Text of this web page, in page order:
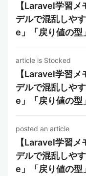
【Laravel学習
デルで混乱しや
e」「戻り値の型
article is Stocked
【Laravel学習
デルで混乱しや
e」「戻り値の型
posted an article
【Laravel学習
デルで混乱しや
e」「戻り値の型